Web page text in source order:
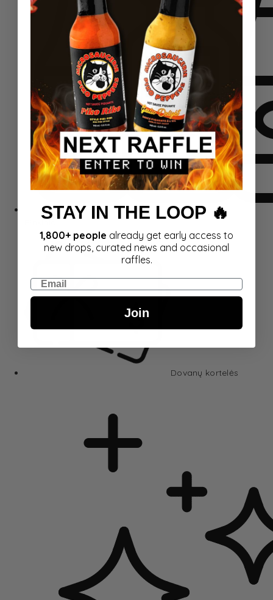
Dovanų kortelės
STAY IN THE LOOP 🔥
1,800+ people already get early access to
new drops, curated news and occasional
raffles.
Email
Join